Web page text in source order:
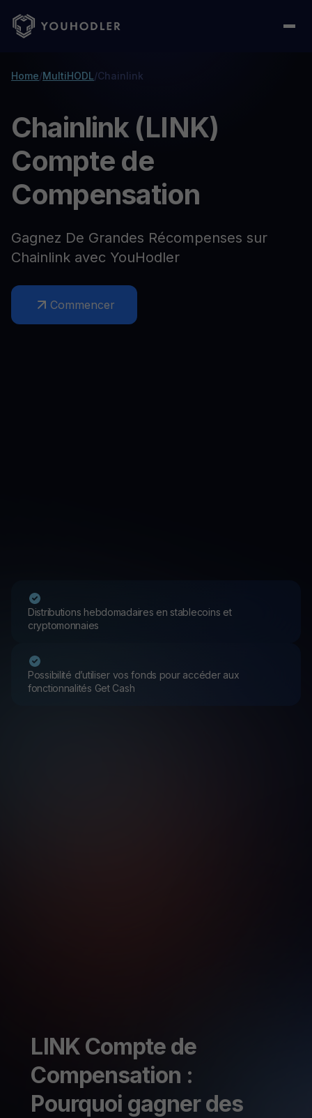
Home/MultiHODL/Chainlink
Chainlink (LINK)
Compte de
Compensation
Gagnez De Grandes Récompenses sur
Chainlink avec YouHodler
Commencer
Distributions hebdomadaires en stablecoins et
cryptomonnaies
Possibilité d’utiliser vos fonds pour accéder aux
fonctionnalités Get Cash
LINK Compte de
Compensation :
Pourquoi gagner des